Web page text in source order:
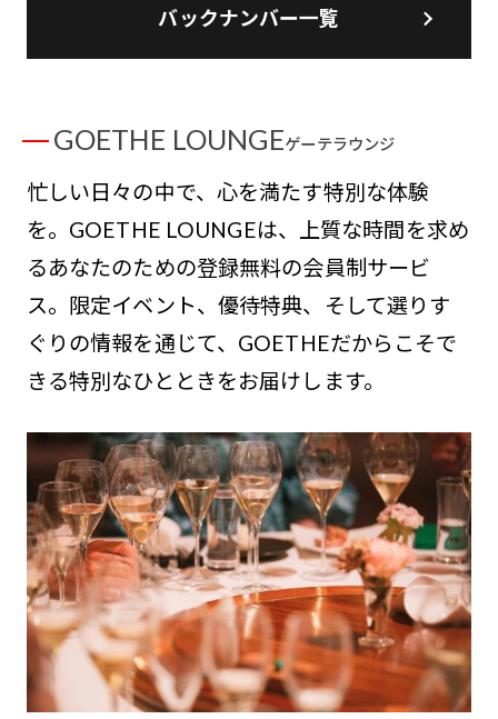
バックナンバー一覧
GOETHE LOUNGEゲーテラウンジ
忙しい日々の中で、心を満たす特別な体験
を。GOETHE LOUNGEは、上質な時間を求め
るあなたのための登録無料の会員制サービ
ス。限定イベント、優待特典、そして選りす
ぐりの情報を通じて、GOETHEだからこそで
きる特別なひとときをお届けします。